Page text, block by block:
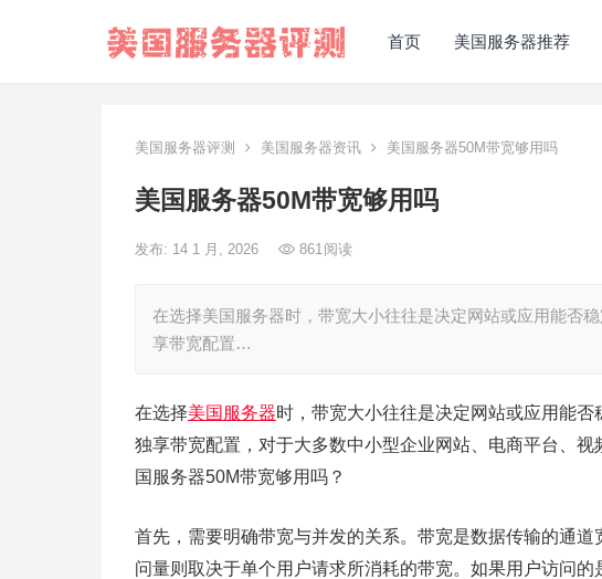
首页 美国服务器推荐
美国服务器评测 美国服务器资讯 美国服务器50M带宽够用吗
美国服务器50M带宽够用吗
发布: 14 1 月, 2026 861阅读
在选择美国服务器时，带宽大小往往是决定网站或应用能否
享带宽配置…
在选择美国服务器时，带宽大小往往是决定网站或应用能
独享带宽配置，对于大多数中小型企业网站、电商平台、
国服务器50M带宽够用吗？
首先，需要明确带宽与并发的关系。带宽是数据传输的通
问量则取决于单个用户请求所消耗的带宽。如果用户访问